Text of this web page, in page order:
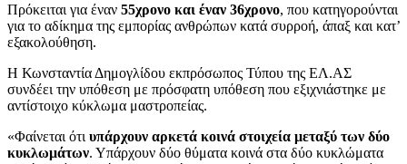
Πρόκειται για έναν 55χρονο και έναν 36χρονο, που κατηγορούνται
για το αδίκημα της εμπορίας ανθρώπων κατά συρροή, άπαξ και κατ’
εξακολούθηση.
Η Κωνσταντία Δημογλίδου εκπρόσωπος Τύπου της ΕΛ.ΑΣ
συνδέει την υπόθεση με πρόσφατη υπόθεση που εξιχνιάστηκε με
αντίστοιχο κύκλωμα μαστροπείας.
«Φαίνεται ότι υπάρχουν αρκετά κοινά στοιχεία μεταξύ των δύο
κυκλωμάτων. Υπάρχουν δύο θύματα κοινά στα δύο κυκλώματα